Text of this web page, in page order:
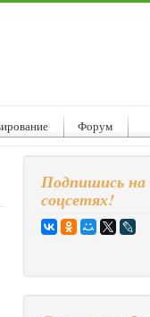
Форум
Подпишись на
соцсетях!